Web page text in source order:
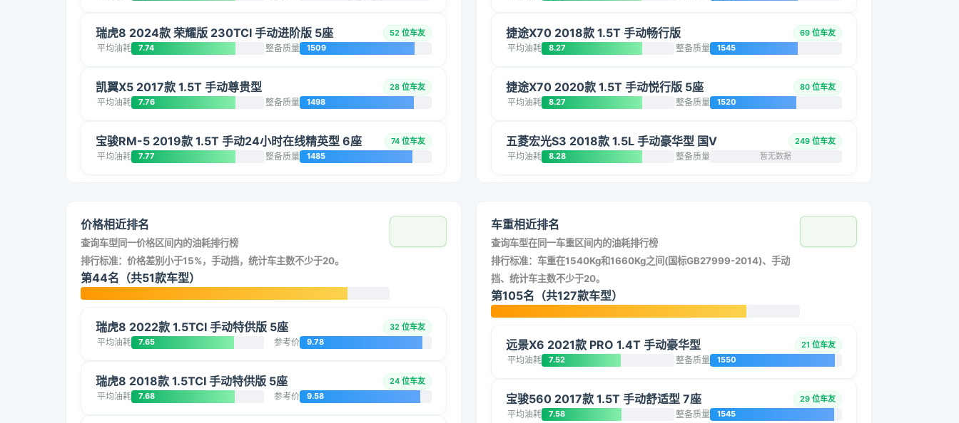
瑞虎8 2024款 荣耀版 230TCI 手动进阶版 5座 52 位车友
平均油耗 7.74 整备质量 1509
凯翼X5 2017款 1.5T 手动尊贵型 28 位车友
平均油耗 7.76 整备质量 1498
宝骏RM-5 2019款 1.5T 手动24小时在线精英型 6座 74 位车友
平均油耗 7.77 整备质量 1485
捷途X70 2018款 1.5T 手动畅行版 69 位车友
平均油耗 8.27 整备质量 1545
捷途X70 2020款 1.5T 手动悦行版 5座 80 位车友
平均油耗 8.27 整备质量 1520
五菱宏光S3 2018款 1.5L 手动豪华型 国V 249 位车友
平均油耗 8.28 整备质量 暂无数据
价格相近排名
查询车型同一价格区间内的油耗排行榜
排行标准：价格差别小于15%，手动挡，统计车主数不少于20。
第44名（共51款车型）
瑞虎8 2022款 1.5TCI 手动特供版 5座 32 位车友
平均油耗 7.65 参考价 9.78
瑞虎8 2018款 1.5TCI 手动特供版 5座 24 位车友
平均油耗 7.68 参考价 9.58
车重相近排名
查询车型在同一车重区间内的油耗排行榜
排行标准：车重在1540Kg和1660Kg之间(国标GB27999-2014)、手动
挡、统计车主数不少于20。
第105名（共127款车型）
远景X6 2021款 PRO 1.4T 手动豪华型 21 位车友
平均油耗 7.52 整备质量 1550
宝骏560 2017款 1.5T 手动舒适型 7座 29 位车友
平均油耗 7.58 整备质量 1545